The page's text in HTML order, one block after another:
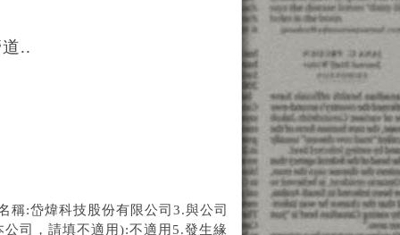
..
稱:岱煒科技股份有限公司3.與公司
司，請填不適用):不適用5.發生緣